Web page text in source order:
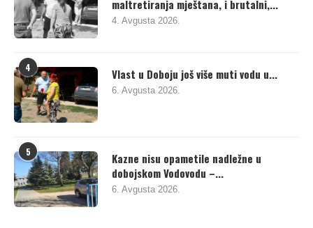
maltretiranja mještana, i brutalni,...
4. Avgusta 2026.
4 Vlast u Doboju još više muti vodu u...
6. Avgusta 2026.
5
Kazne nisu opametile nadležne u
dobojskom Vodovodu –...
6. Avgusta 2026.